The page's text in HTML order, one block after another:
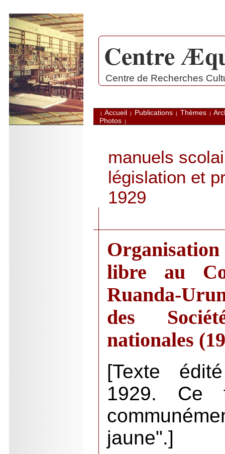
. Centre
Centre de Recherches
| Accueil | Publications | Thèmes |
Photos |
manuels
législation et
1929
libre au
Ruanda-
des
nationales
[Texte
1929. Ce
jaune".]